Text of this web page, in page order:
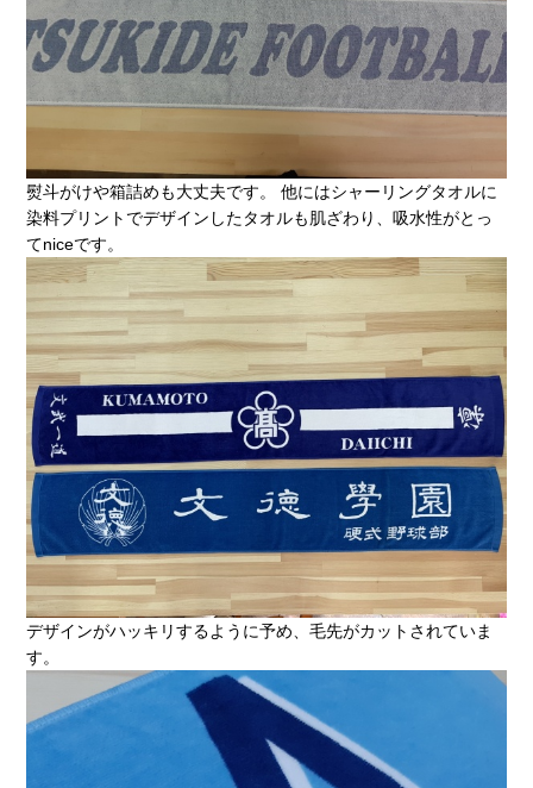
熨斗がけや箱詰めも大丈夫です。 他にはシャーリングタオルに
染料プリントでデザインしたタオルも肌ざわり、吸水性がとっ
てniceです。
デザインがハッキリするように予め、毛先がカットされていま
す。